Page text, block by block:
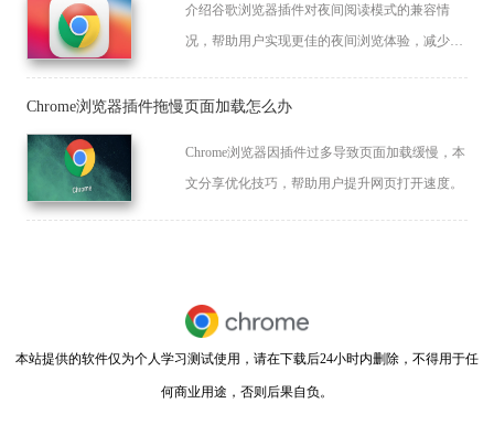
介绍谷歌浏览器插件对夜间阅读模式的兼容情
况，帮助用户实现更佳的夜间浏览体验，减少视
Chrome浏览器插件拖慢页面加载怎么办
Chrome浏览器因插件过多导致页面加载缓慢，本
文分享优化技巧，帮助用户提升网页打开速度。
本站提供的软件仅为个人学习测试使用，请在下载后24小时内删除，不得用于任
何商业用途，否则后果自负。